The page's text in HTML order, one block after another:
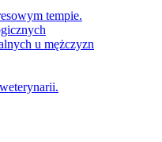
tempie.
u mężczyzn